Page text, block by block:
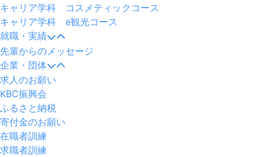
キャリア学科 コスメティックコース
キャリア学科 e観光コース
就職・実績
先輩からのメッセージ
企業・団体
求人のお願い
KBC振興会
ふるさと納税
寄付金のお願い
在職者訓練
求職者訓練